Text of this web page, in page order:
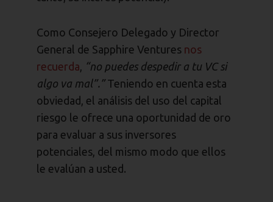
Como Consejero Delegado y Director
General de Sapphire Ventures nos
recuerda, “no puedes despedir a tu VC si
algo va mal”.”Teniendo en cuenta esta
obviedad, el análisis del uso del capital
riesgo le ofrece una oportunidad de oro
para evaluar a sus inversores
potenciales, del mismo modo que ellos
le evalúan a usted.